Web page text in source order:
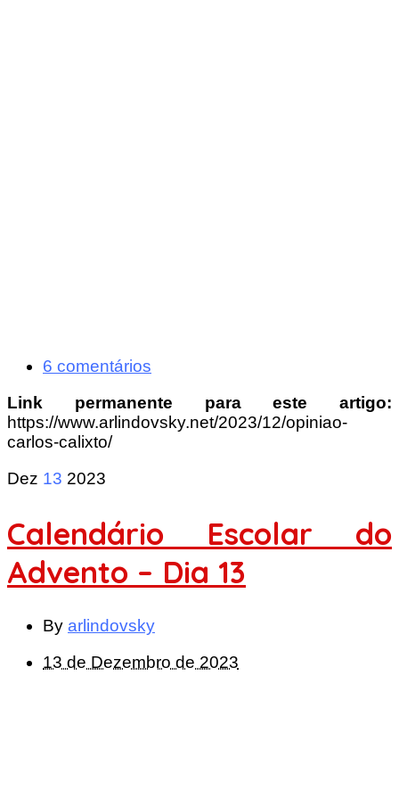
6 comentários
Link permanente para este artigo:
https://www.arlindovsky.net/2023/12/opiniao-
carlos-calixto/
Dez 13 2023
Calendário Escolar do
Advento – Dia 13
By arlindovsky
13 de Dezembro de 2023